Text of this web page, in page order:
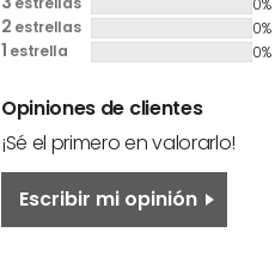
0%
2 estrellas 0%
1 estrella 0%
Opiniones de clientes
¡Sé el primero en valorarlo!
Escribir mi opinión